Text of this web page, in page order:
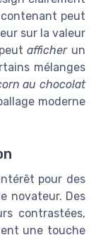
peut
sur la valeur
afficherun
mélanges
au chocolat
moderne
pour des
novateur. Des
contrastées,
une touche